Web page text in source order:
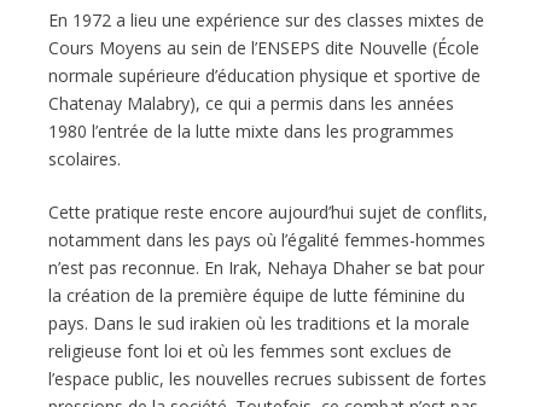
En 1972 a lieu une expérience sur des classes mixtes de
Cours Moyens au sein de l’ENSEPS dite Nouvelle (École
normale supérieure d’éducation physique et sportive de
Chatenay Malabry), ce qui a permis dans les années
1980 l’entrée de la lutte mixte dans les programmes
scolaires.
Cette pratique reste encore aujourd’hui sujet de conflits,
notamment dans les pays où l’égalité femmes-hommes
n’est pas reconnue. En Irak, Nehaya Dhaher se bat pour
la création de la première équipe de lutte féminine du
pays. Dans le sud irakien où les traditions et la morale
religieuse font loi et où les femmes sont exclues de
l’espace public, les nouvelles recrues subissent de fortes